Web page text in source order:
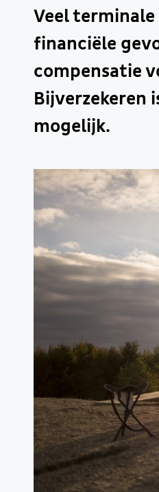
Veel terminale
financiële
compensatie
Bijverzekeren
mogelijk.